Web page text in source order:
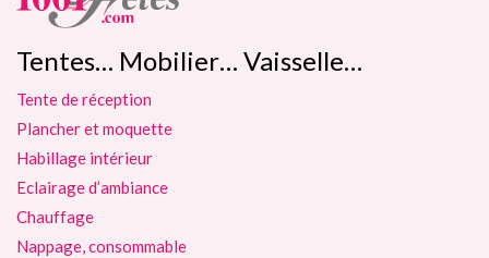
Tentes… Mobilier… Vaisselle…
Tente de réception
Plancher et moquette
Habillage intérieur
Eclairage d’ambiance
Chauffage
Nappage, consommable